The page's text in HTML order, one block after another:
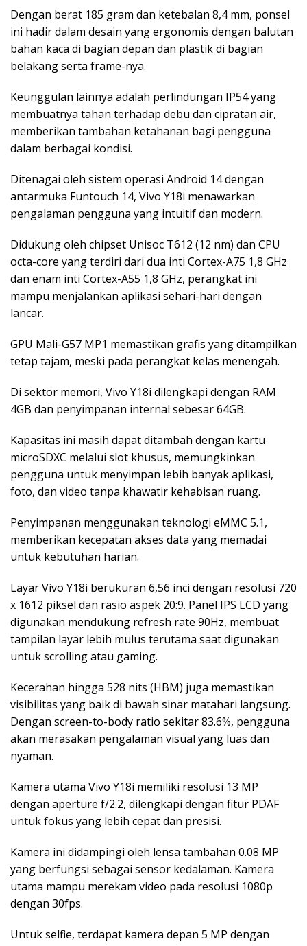
Dengan berat 185 gram dan ketebalan 8,4 mm, ponsel
ini hadir dalam desain yang ergonomis dengan balutan
bahan kaca di bagian depan dan plastik di bagian
belakang serta frame-nya.
Keunggulan lainnya adalah perlindungan IP54 yang
membuatnya tahan terhadap debu dan cipratan air,
memberikan tambahan ketahanan bagi pengguna
dalam berbagai kondisi.
Ditenagai oleh sistem operasi Android 14 dengan
antarmuka Funtouch 14, Vivo Y18i menawarkan
pengalaman pengguna yang intuitif dan modern.
Didukung oleh chipset Unisoc T612 (12 nm) dan CPU
octa-core yang terdiri dari dua inti Cortex-A75 1,8 GHz
dan enam inti Cortex-A55 1,8 GHz, perangkat ini
mampu menjalankan aplikasi sehari-hari dengan
lancar.
GPU Mali-G57 MP1 memastikan grafis yang ditampilkan
tetap tajam, meski pada perangkat kelas menengah.
Di sektor memori, Vivo Y18i dilengkapi dengan RAM
4GB dan penyimpanan internal sebesar 64GB.
Kapasitas ini masih dapat ditambah dengan kartu
microSDXC melalui slot khusus, memungkinkan
pengguna untuk menyimpan lebih banyak aplikasi,
foto, dan video tanpa khawatir kehabisan ruang.
Penyimpanan menggunakan teknologi eMMC 5.1,
memberikan kecepatan akses data yang memadai
untuk kebutuhan harian.
Layar Vivo Y18i berukuran 6,56 inci dengan resolusi 720
x 1612 piksel dan rasio aspek 20:9. Panel IPS LCD yang
digunakan mendukung refresh rate 90Hz, membuat
tampilan layar lebih mulus terutama saat digunakan
untuk scrolling atau gaming.
Kecerahan hingga 528 nits (HBM) juga memastikan
visibilitas yang baik di bawah sinar matahari langsung.
Dengan screen-to-body ratio sekitar 83.6%, pengguna
akan merasakan pengalaman visual yang luas dan
nyaman.
Kamera utama Vivo Y18i memiliki resolusi 13 MP
dengan aperture f/2.2, dilengkapi dengan fitur PDAF
untuk fokus yang lebih cepat dan presisi.
Kamera ini didampingi oleh lensa tambahan 0.08 MP
yang berfungsi sebagai sensor kedalaman. Kamera
utama mampu merekam video pada resolusi 1080p
dengan 30fps.
Untuk selfie, terdapat kamera depan 5 MP dengan